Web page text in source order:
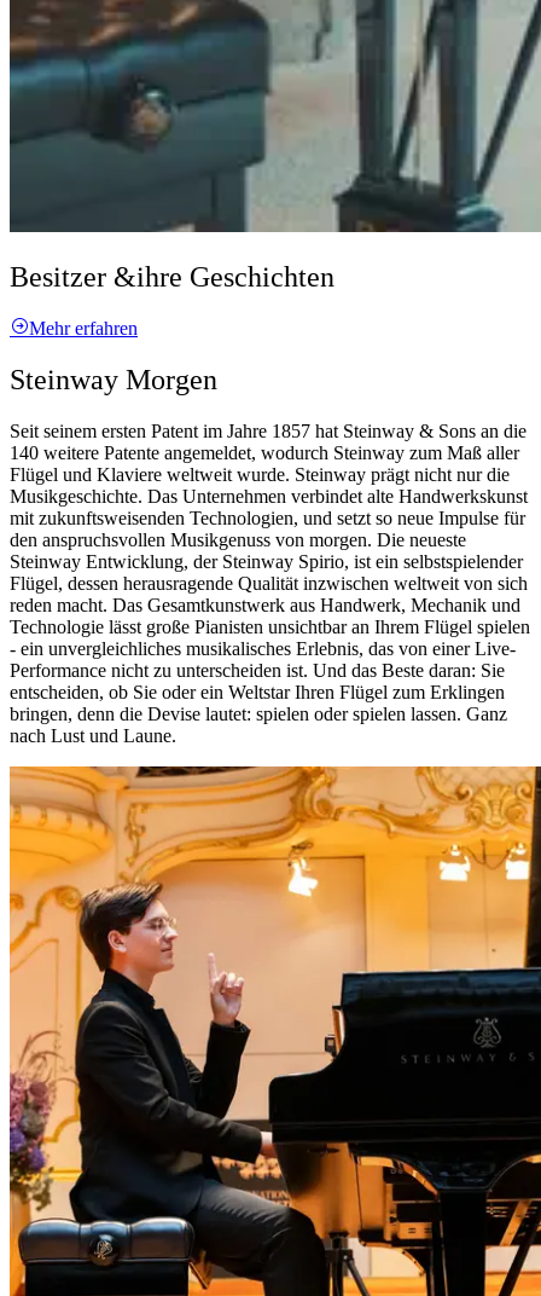
Besitzer &ihre Geschichten
Mehr erfahren
Steinway Morgen
Seit seinem ersten Patent im Jahre 1857 hat Steinway ⁠&⁠ Sons an die
140 weitere Patente angemeldet, wodurch Steinway zum Maß aller
Flügel und Klaviere weltweit wurde. Steinway prägt nicht nur die
Musikgeschichte. Das Unternehmen verbindet alte Handwerkskunst
mit zukunftsweisenden Technologien, und setzt so neue Impulse für
den anspruchsvollen Musikgenuss von morgen. Die neueste
Steinway Entwicklung, der Steinway Spirio, ist ein selbstspielender
Flügel, dessen herausragende Qualität inzwischen weltweit von sich
reden macht. Das Gesamtkunstwerk aus Handwerk, Mechanik und
Technologie lässt große Pianisten unsichtbar an Ihrem Flügel spielen
- ein unvergleichliches musikalisches Erlebnis, das von einer Live-
Performance nicht zu unterscheiden ist. Und das Beste daran: Sie
entscheiden, ob Sie oder ein Weltstar Ihren Flügel zum Erklingen
bringen, denn die Devise lautet: spielen oder spielen lassen. Ganz
nach Lust und Laune.